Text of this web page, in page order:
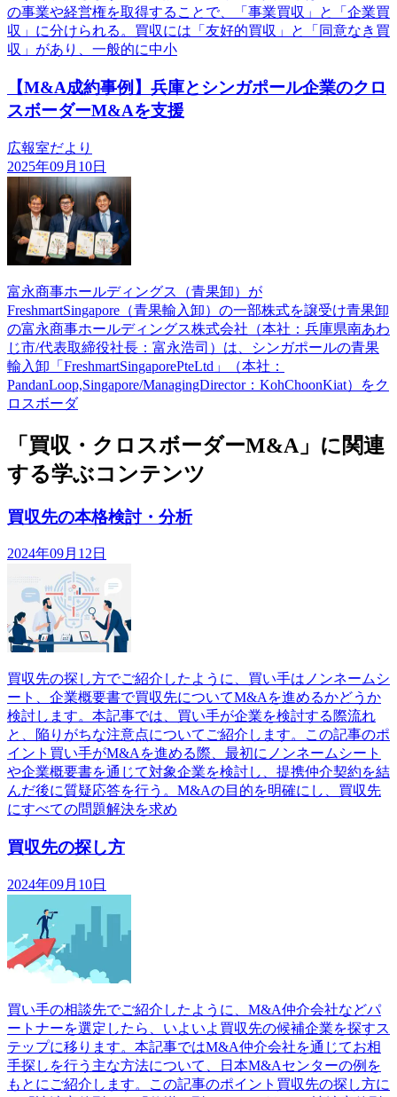
の事業や経営権を取得することで、「事業買収」と「企業買
収」に分けられる。買収には「友好的買収」と「同意なき買
収」があり、一般的に中小
【M&A成約事例】兵庫とシンガポール企業のクロ
スボーダーM&Aを支援
広報室だより
2025年09月10日
富永商事ホールディングス（青果卸）が
FreshmartSingapore（青果輸入卸）の一部株式を譲受け青果卸
の富永商事ホールディングス株式会社（本社：兵庫県南あわ
じ市/代表取締役社長：富永浩司）は、シンガポールの青果
輸入卸「FreshmartSingaporePteLtd」（本社：
PandanLoop,Singapore/ManagingDirector：KohChoonKiat）をク
ロスボーダ
「買収・クロスボーダーM&A」に関連
する学ぶコンテンツ
買収先の本格検討・分析
2024年09月12日
買収先の探し方でご紹介したように、買い手はノンネームシ
ート、企業概要書で買収先についてM&Aを進めるかどうか
検討します。本記事では、買い手が企業を検討する際流れ
と、陥りがちな注意点についてご紹介します。この記事のポ
イント買い手がM&Aを進める際、最初にノンネームシート
や企業概要書を通じて対象企業を検討し、提携仲介契約を結
んだ後に質疑応答を行う。M&Aの目的を明確にし、買収先
にすべての問題解決を求め
買収先の探し方
2024年09月10日
買い手の相談先でご紹介したように、M&A仲介会社などパ
ートナーを選定したら、いよいよ買収先の候補企業を探すス
テップに移ります。本記事ではM&A仲介会社を通じてお相
手探しを行う主な方法について、日本M&Aセンターの例を
もとにご紹介します。この記事のポイント買収先の探し方に